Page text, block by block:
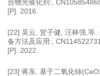
合物光催化剂:,
[P]. 2016.
[22] 吴云, 贺子健, 汪林强,等.
备方法及应用:,
[P]. 2022.
[23] 蒋东. 基于二氧化铈